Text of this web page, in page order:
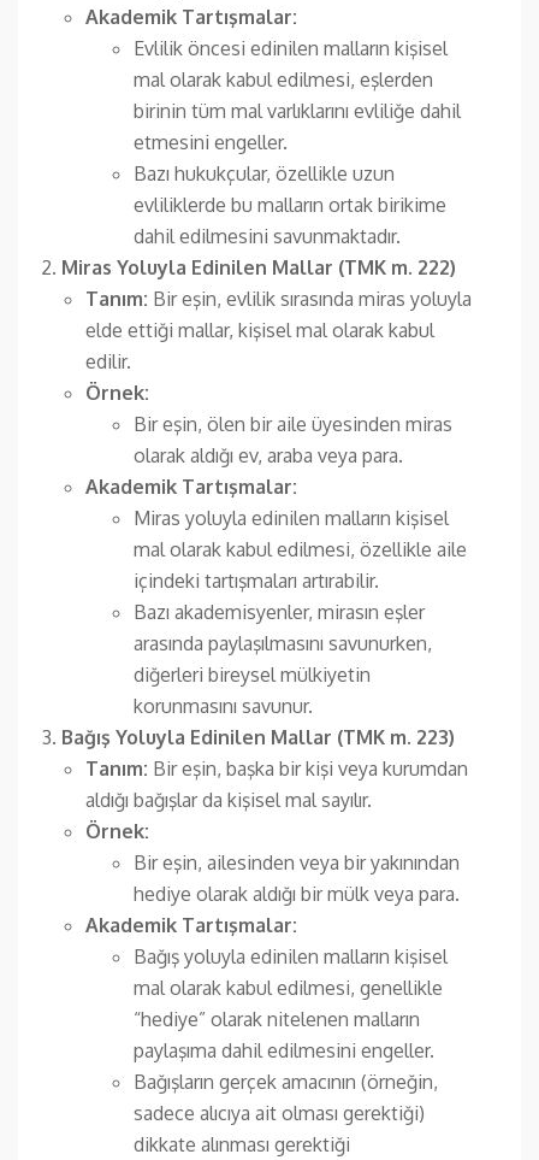
Akademik Tartışmalar:
Evlilik öncesi edinilen malların kişisel
mal olarak kabul edilmesi, eşlerden
birinin tüm mal varlıklarını evliliğe dahil
etmesini engeller.
Bazı hukukçular, özellikle uzun
evliliklerde bu malların ortak birikime
dahil edilmesini savunmaktadır.
Miras Yoluyla Edinilen Mallar (TMK m. 222)
Tanım: Bir eşin, evlilik sırasında miras yoluyla
elde ettiği mallar, kişisel mal olarak kabul
edilir.
Örnek:
Bir eşin, ölen bir aile üyesinden miras
olarak aldığı ev, araba veya para.
Akademik Tartışmalar:
Miras yoluyla edinilen malların kişisel
mal olarak kabul edilmesi, özellikle aile
içindeki tartışmaları artırabilir.
Bazı akademisyenler, mirasın eşler
arasında paylaşılmasını savunurken,
diğerleri bireysel mülkiyetin
korunmasını savunur.
Bağış Yoluyla Edinilen Mallar (TMK m. 223)
Tanım: Bir eşin, başka bir kişi veya kurumdan
aldığı bağışlar da kişisel mal sayılır.
Örnek:
Bir eşin, ailesinden veya bir yakınından
hediye olarak aldığı bir mülk veya para.
Akademik Tartışmalar:
Bağış yoluyla edinilen malların kişisel
mal olarak kabul edilmesi, genellikle
“hediye” olarak nitelenen malların
paylaşıma dahil edilmesini engeller.
Bağışların gerçek amacının (örneğin,
sadece alıcıya ait olması gerektiği)
dikkate alınması gerektiği